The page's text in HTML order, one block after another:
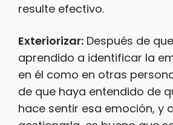
resulte efectivo.
Exteriorizar: Después de
aprendido a identificar la
en él como en otras
de que haya entendido de
hace sentir esa emoción, y